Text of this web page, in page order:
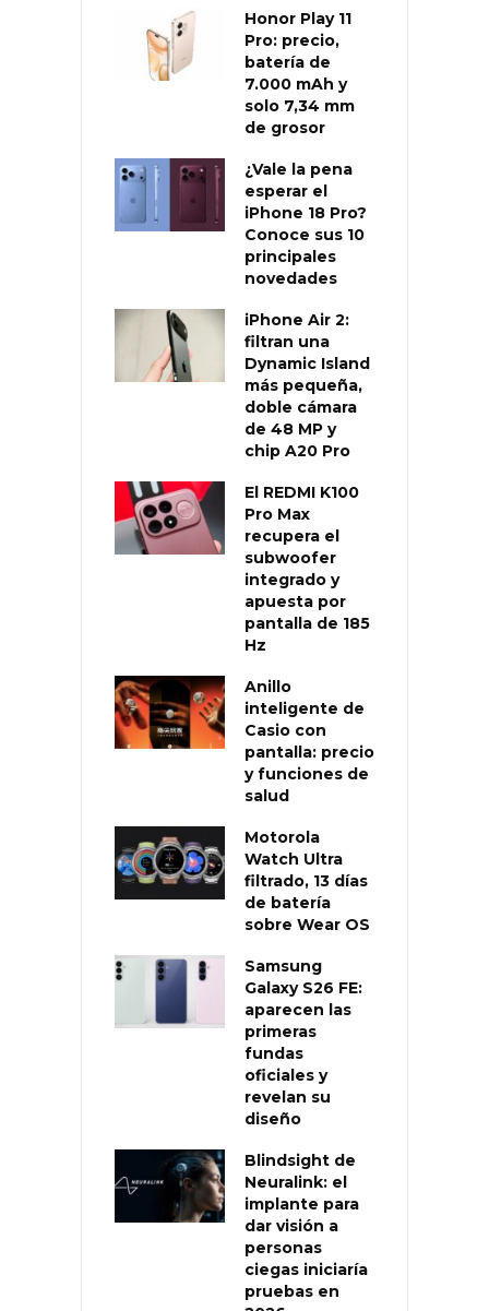
Honor Play 11
Pro: precio,
batería de
7.000 mAh y
solo 7,34 mm
de grosor
¿Vale la pena
esperar el
iPhone 18 Pro?
Conoce sus 10
principales
novedades
iPhone Air 2:
filtran una
Dynamic Island
más pequeña,
doble cámara
de 48 MP y
chip A20 Pro
El REDMI K100
Pro Max
recupera el
subwoofer
integrado y
apuesta por
pantalla de 185
Hz
Anillo
inteligente de
Casio con
pantalla: precio
y funciones de
salud
Motorola
Watch Ultra
filtrado, 13 días
de batería
sobre Wear OS
Samsung
Galaxy S26 FE:
aparecen las
primeras
fundas
oficiales y
revelan su
diseño
Blindsight de
Neuralink: el
implante para
dar visión a
personas
ciegas iniciaría
pruebas en